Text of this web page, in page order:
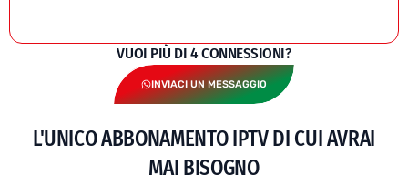
VUOI PIÙ DI 4 CONNESSIONI?
INVIACI UN MESSAGGIO
L'UNICO ABBONAMENTO IPTV DI CUI AVRAI
MAI BISOGNO